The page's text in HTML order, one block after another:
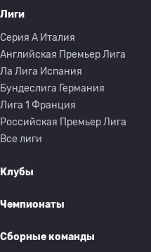
Лиги
Серия A Италия
Английская Премьер Лига
Ла Лига Испания
Бундеслига Германия
Лига 1 Франция
Российская Премьер Лига
Все лиги
Клубы
Чемпионаты
Сборные команды